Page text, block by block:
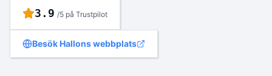
3.9 /5 på Trustpilot
BesökHallons webbplats